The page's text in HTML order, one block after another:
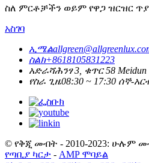
ስለ ምርቶቻችን ወይም የዋጋ ዝርዝር
አስገባ
ኢሜል
ስልክ+8618105831223
አድራሻሕንፃ 3, ቁጥር 58
የስራ ጊዜ08:30 ~ 17:30 ሰኞ-
© የቅጂ መብት - 2010-2023: ሁሉም
የጣቢያ ካርታ - AMP ሞባይል